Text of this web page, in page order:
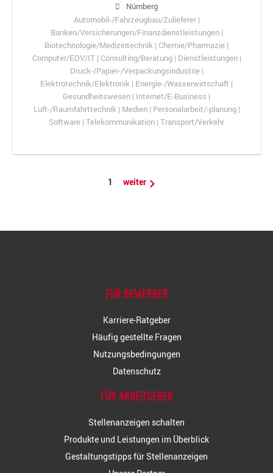
Nürnberg
Automobil-/Fahrzeugbau/Zulieferer |
Banken/Versicherungen/Finanzdienstleistungen |
Biotechnologie/Medizintechnik | Chemie/Pharmazie |
Computer/EDV/IT | Consulting/Beratung | Dienstleistungen |
Druck-/Papier-/Verpackungsindustrie |
Elektrotechnik/Elektronik | Energie-/Wasserwirtschaft |
Gesundheitswesen | Internet/E-Business |
Luft-/Raumfahrttechnik | Medien | Personalarbeit/-planung |
Software | Telekommunikation | Transport/Verkehr
1 weiter
FÜR BEWERBER
Karriere-Ratgeber
Häufig gestellte Fragen
Nutzungsbedingungen
Datenschutz
FÜR ARBEITGEBER
Stellenanzeigen schalten
Produkte und Leistungen im Überblick
Gestaltungstipps für Stellenanzeigen